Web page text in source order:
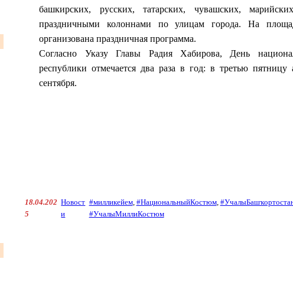
башкирских, русских, татарских, чувашских,
праздничными колоннами по улицам города. На
организована праздничная программа.
Согласно Указу Главы Радия Хабирова, День
республики отмечается два раза в год: в третью
сентября.
18.04.202
5
Новост
и
#милликейем, #НациональныйКостюм,
#УчалыМиллиКостюм